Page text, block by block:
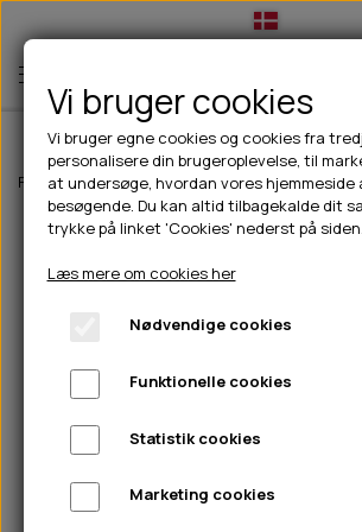
TIL HUND
💧FODER- VANDSKÅLE
CHICOPEE
GODBIDSTASKE
HALSBÅND
🦴 GODBIDDER & SNACKS
🍖 SMAGSVARIANTER
🎾 LEGETØJ
TÆNDER, ØRE, ØJE, POTER &
🐾 UDSTYR & KOMFORT
TIL HUNDEEJER
DRIKKEFLASKER/
HUER OG VANTER
PINEWOOD SALES
TIL KAT
TILBUD
NYHEDER
ABONNEMENT
Forside Til hunde Slik- & snusemåtter
Vi bruger cookies
Vi bruger egne cookies og cookies fra
personalisere din brugeroplevelse, til
at undersøge, hvordan vores hjemmeside
besøgende. Du kan altid tilbagekalde dit
trykke på linket 'Cookies' nederst på siden.
Læs mere om cookies her
Nødvendige cookies
Funktionelle cookies
Statistik cookies
Marketing cookies